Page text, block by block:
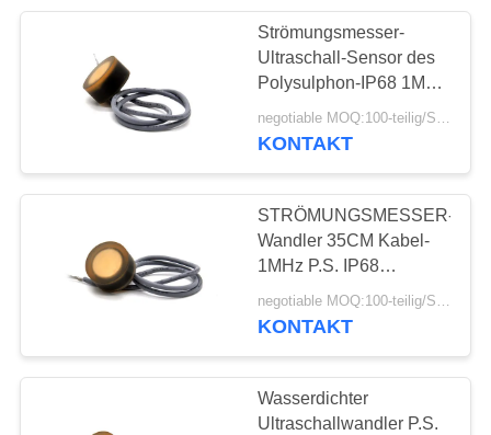
Strömungsmesser-
Ultraschall-Sensor des
Polysulphon-IP68 1MHz
1300PF
KONTAKT
STRÖMUNGSMESSER-
Wandler 35CM Kabel-
1MHz P.S. IP68
Ultraschall
negotiable MOQ:100-teilig/Stücke
KONTAKT
Wasserdichter
Ultraschallwandler P.S.